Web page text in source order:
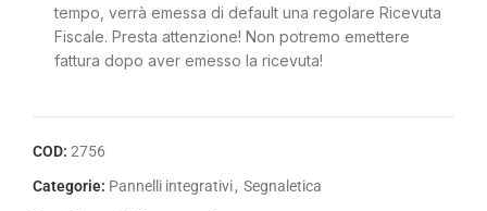
tempo, verrà emessa di default una regolare Ricevuta
Fiscale. Presta attenzione! Non potremo emettere
fattura dopo aver emesso la ricevuta!
COD: 2756
Categorie: Pannelli integrativi, Segnaletica